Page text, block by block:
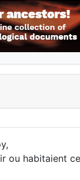
ou habitaient